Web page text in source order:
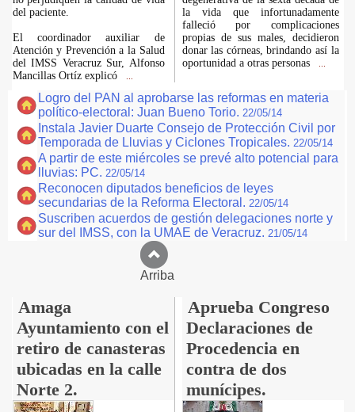
del paciente.
El coordinador auxiliar de
Atención y Prevención a la Salud
del IMSS Veracruz Sur, Alfonso
Mancillas Ortíz explicó
la vida que infortunadamente
falleció por complicaciones
propias de sus males, decidieron
donar las córneas, brindando así la
oportunidad a otras personas
Logro del PAN al aprobarse las reformas en materia
político-electoral: Juan Bueno Torio. 22/05/14
Instala Javier Duarte Consejo de Protección Civil por
Temporada de Lluvias y Ciclones Tropicales. 22/05/14
A partir de este miércoles se prevé alto potencial para
lluvias: PC. 22/05/14
Reconocen diputados beneficios de leyes
secundarias de la Reforma Electoral. 22/05/14
Suscriben acuerdos de gestión delegaciones norte y
sur del IMSS, con la UMAE de Veracruz. 21/05/14
Arriba
Amaga
Ayuntamiento con el
retiro de canasteras
ubicadas en la calle
Norte 2.
Aprueba Congreso
Declaraciones de
Procedencia en
contra de dos
munícipes.